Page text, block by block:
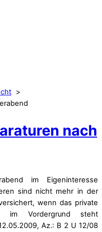
nach
im Eigeninteresse
sind nicht mehr in der
wenn das private
im Vordergrund steht
, Az.: B 2 U 12/08